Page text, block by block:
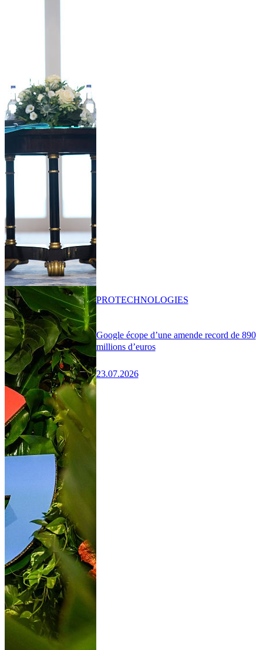
Google écope d’une amende record de 890
millions d’euros
23.07.2026
PROTECHNOLOGIES